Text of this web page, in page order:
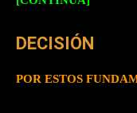
DECISIÓN
POR ESTOS